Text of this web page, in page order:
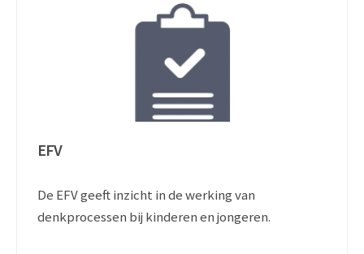
EFV
De EFV geeft inzicht in de werking van
denkprocessen bij kinderen en jongeren.